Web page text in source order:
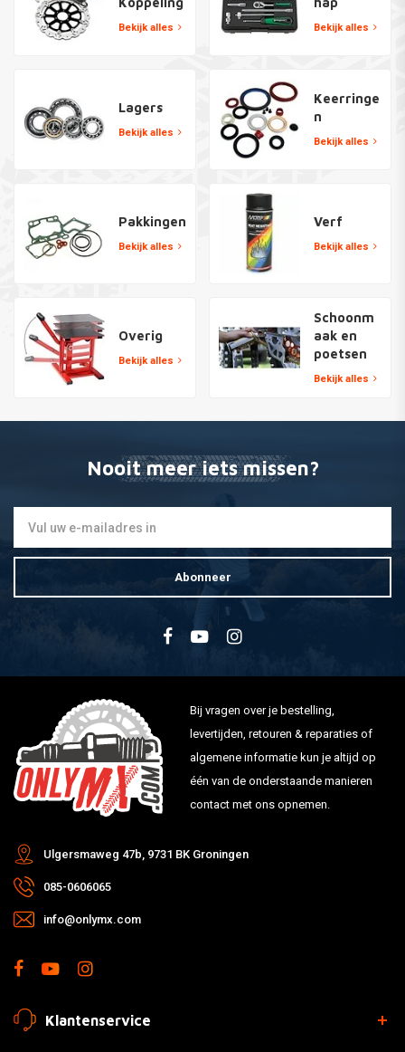
Bekijk alles Bekijk alles
Lagers
Bekijk alles
Keerringe
n
Bekijk alles
Pakkingen
Bekijk alles
Verf
Bekijk alles
Overig
Bekijk alles
Schoonm
aak en
poetsen
Bekijk alles
Nooit meer iets missen?
Abonneer
Bij vragen over je bestelling,
levertijden, retouren & reparaties of
algemene informatie kun je altijd op
één van de onderstaande manieren
contact met ons opnemen.
Ulgersmaweg 47b, 9731 BK Groningen
085-0606065
info@onlymx.com
Klantenservice